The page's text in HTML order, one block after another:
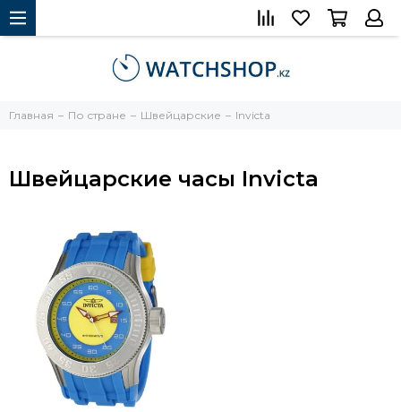
Главная По стране Швейцарские Invicta
Швейцарские часы Invicta